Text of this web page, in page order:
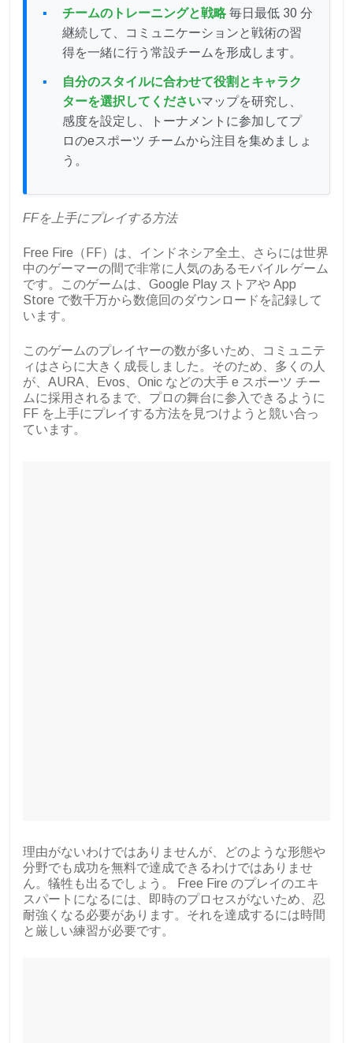
チームのトレーニングと戦略毎日最低 30 分
継続して、コミュニケーションと戦術の習
得を一緒に行う常設チームを形成します。
自分のスタイルに合わせて役割とキャラク
ターを選択してくださいマップを研究し、
感度を設定し、トーナメントに参加してプ
ロのeスポーツ チームから注目を集めましょ
う。
FFを上手にプレイする方法
Free Fire（FF）は、インドネシア全土、さらには世界
中のゲーマーの間で非常に人気のあるモバイル ゲーム
です。このゲームは、Google Play ストアや App
Store で数千万から数億回のダウンロードを記録して
います。
このゲームのプレイヤーの数が多いため、コミュニテ
ィはさらに大きく成長しました。そのため、多くの人
が、AURA、Evos、Onic などの大手 e スポーツ チー
ムに採用されるまで、プロの舞台に参入できるように
FF を上手にプレイする方法を見つけようと競い合っ
ています。
理由がないわけではありませんが、どのような形態や
分野でも成功を無料で達成できるわけではありませ
ん。犠牲も出るでしょう。 Free Fire のプレイのエキ
スパートになるには、即時のプロセスがないため、忍
耐強くなる必要があります。それを達成するには時間
と厳しい練習が必要です。